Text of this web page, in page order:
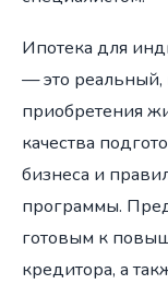
Ипотека для
— это реальный,
приобретения
качества
бизнеса и
программы.
готовым к
кредитора, а